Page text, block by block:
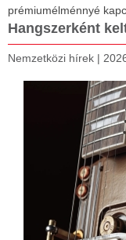
prémiumélménnyé
Hangszerként
Nemzetközi hírek |